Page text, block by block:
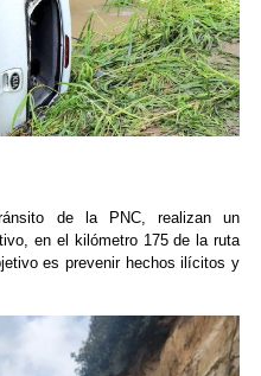
de la PNC, realizan un
en el kilómetro 175 de la ruta
es prevenir hechos ilícitos y